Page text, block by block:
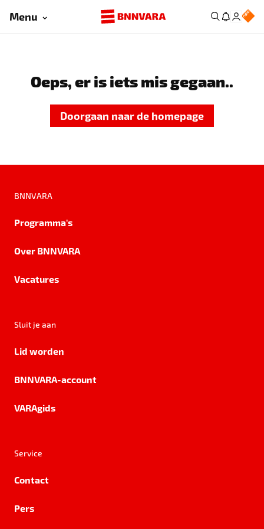
Menu
Oeps, er is iets mis gegaan..
Doorgaan naar de homepage
BNNVARA
Programma's
Over BNNVARA
Vacatures
Sluit je aan
Lid worden
BNNVARA-account
VARAgids
Service
Contact
Pers